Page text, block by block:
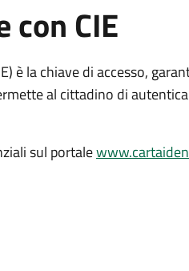
CIE
è la chiave di accesso,
al cittadino di
sul portale